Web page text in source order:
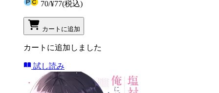
70/¥77(税込)
カートに追加
カートに追加しました
試し読み